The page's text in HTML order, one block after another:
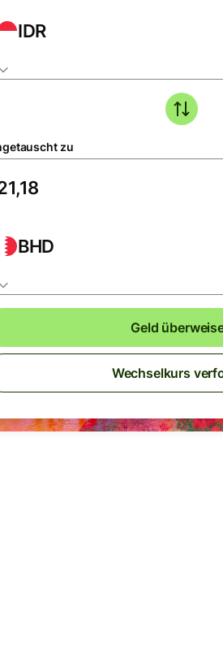
IDR
zu
BHD
Geld
Wechselkurs